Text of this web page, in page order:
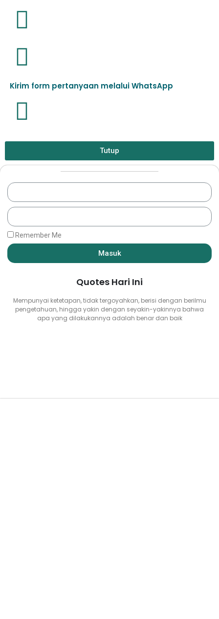
Kirim form pertanyaan melalui WhatsApp
Tutup
Remember Me
Masuk
Quotes Hari Ini
Mempunyai ketetapan, tidak tergoyahkan, berisi dengan berilmu
pengetahuan, hingga yakin dengan seyakin-yakinnya bahwa
apa yang dilakukannya adalah benar dan baik